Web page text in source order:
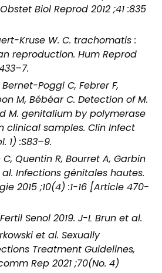
Biol Reprod 2012 ;41 :835
Kruse W. C. trachomatis :
reproduction. Hum Reprod
Poggi C, Febrer F,
M, Bébéar C. Detection of M.
M. genitalium by polymerase
clinical samples. Clin Infect
1) :S83–9.
Quentin R, Bourret A, Garbin
al. Infections génitales hautes.
2015 ;10(4) :1-16 [Article 470-
Senol 2019. J-L Brun et al.
et al. Sexually
Treatment Guidelines,
Rep 2021 ;70(No. 4)